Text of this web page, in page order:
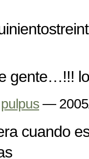
gente…!!!
pulpus —
cuando